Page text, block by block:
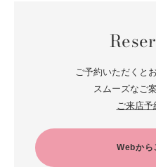
ご予約いただくと
スムーズなご
ご来店
Webから